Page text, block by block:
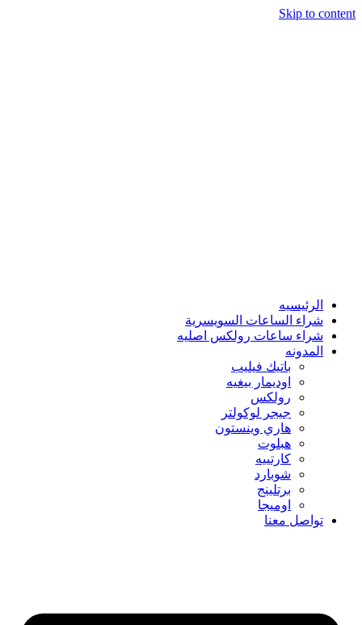
Skip to content
الرئيسيه
شراء الساعات السويسرية
شراء ساعات رولكس اصليه
المدونه
باتيك فيليب
اوديمار بيغيه
رولكس
جيجر لوكولتر
هاري وينستون
هبلوت
كارتييه
شوبارد
برتلينج
اوميجا
تواصل معنا